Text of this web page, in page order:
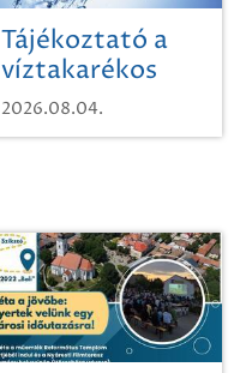
Tájékoztató a
víztakarékos
vízhasználatról
2026.08.04.